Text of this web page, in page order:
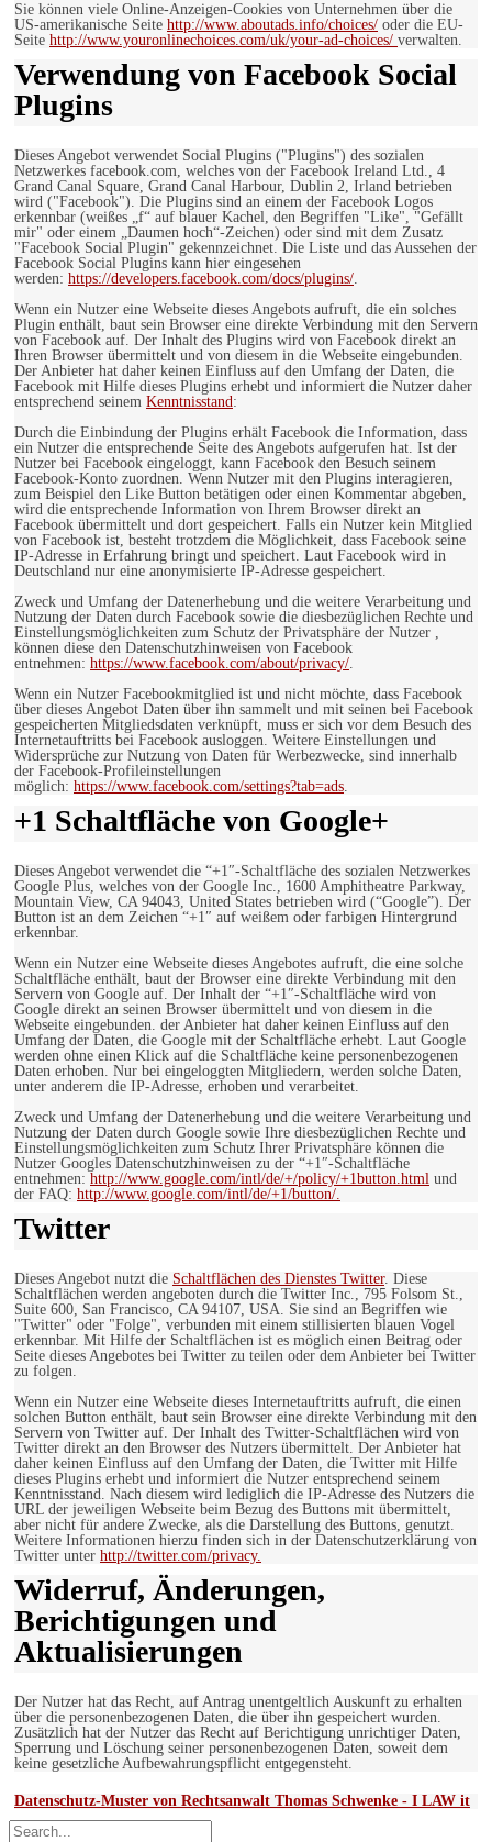
Sie können viele Online-Anzeigen-Cookies von Unternehmen über die
US-amerikanische Seite http://www.aboutads.info/choices/ oder die EU-
Seite http://www.youronlinechoices.com/uk/your-ad-choices/ verwalten.
Verwendung von Facebook Social
Plugins
Dieses Angebot verwendet Social Plugins ("Plugins") des sozialen
Netzwerkes facebook.com, welches von der Facebook Ireland Ltd., 4
Grand Canal Square, Grand Canal Harbour, Dublin 2, Irland betrieben
wird ("Facebook"). Die Plugins sind an einem der Facebook Logos
erkennbar (weißes „f“ auf blauer Kachel, den Begriffen "Like", "Gefällt
mir" oder einem „Daumen hoch“-Zeichen) oder sind mit dem Zusatz
"Facebook Social Plugin" gekennzeichnet. Die Liste und das Aussehen der
Facebook Social Plugins kann hier eingesehen
werden: https://developers.facebook.com/docs/plugins/.
Wenn ein Nutzer eine Webseite dieses Angebots aufruft, die ein solches
Plugin enthält, baut sein Browser eine direkte Verbindung mit den Servern
von Facebook auf. Der Inhalt des Plugins wird von Facebook direkt an
Ihren Browser übermittelt und von diesem in die Webseite eingebunden.
Der Anbieter hat daher keinen Einfluss auf den Umfang der Daten, die
Facebook mit Hilfe dieses Plugins erhebt und informiert die Nutzer daher
entsprechend seinem Kenntnisstand:
Durch die Einbindung der Plugins erhält Facebook die Information, dass
ein Nutzer die entsprechende Seite des Angebots aufgerufen hat. Ist der
Nutzer bei Facebook eingeloggt, kann Facebook den Besuch seinem
Facebook-Konto zuordnen. Wenn Nutzer mit den Plugins interagieren,
zum Beispiel den Like Button betätigen oder einen Kommentar abgeben,
wird die entsprechende Information von Ihrem Browser direkt an
Facebook übermittelt und dort gespeichert. Falls ein Nutzer kein Mitglied
von Facebook ist, besteht trotzdem die Möglichkeit, dass Facebook seine
IP-Adresse in Erfahrung bringt und speichert. Laut Facebook wird in
Deutschland nur eine anonymisierte IP-Adresse gespeichert.
Zweck und Umfang der Datenerhebung und die weitere Verarbeitung und
Nutzung der Daten durch Facebook sowie die diesbezüglichen Rechte und
Einstellungsmöglichkeiten zum Schutz der Privatsphäre der Nutzer ,
können diese den Datenschutzhinweisen von Facebook
entnehmen: https://www.facebook.com/about/privacy/.
Wenn ein Nutzer Facebookmitglied ist und nicht möchte, dass Facebook
über dieses Angebot Daten über ihn sammelt und mit seinen bei Facebook
gespeicherten Mitgliedsdaten verknüpft, muss er sich vor dem Besuch des
Internetauftritts bei Facebook ausloggen. Weitere Einstellungen und
Widersprüche zur Nutzung von Daten für Werbezwecke, sind innerhalb
der Facebook-Profileinstellungen
möglich: https://www.facebook.com/settings?tab=ads.
+1 Schaltfläche von Google+
Dieses Angebot verwendet die “+1″-Schaltfläche des sozialen Netzwerkes
Google Plus, welches von der Google Inc., 1600 Amphitheatre Parkway,
Mountain View, CA 94043, United States betrieben wird (“Google”). Der
Button ist an dem Zeichen “+1″ auf weißem oder farbigen Hintergrund
erkennbar.
Wenn ein Nutzer eine Webseite dieses Angebotes aufruft, die eine solche
Schaltfläche enthält, baut der Browser eine direkte Verbindung mit den
Servern von Google auf. Der Inhalt der “+1″-Schaltfläche wird von
Google direkt an seinen Browser übermittelt und von diesem in die
Webseite eingebunden. der Anbieter hat daher keinen Einfluss auf den
Umfang der Daten, die Google mit der Schaltfläche erhebt. Laut Google
werden ohne einen Klick auf die Schaltfläche keine personenbezogenen
Daten erhoben. Nur bei eingeloggten Mitgliedern, werden solche Daten,
unter anderem die IP-Adresse, erhoben und verarbeitet.
Zweck und Umfang der Datenerhebung und die weitere Verarbeitung und
Nutzung der Daten durch Google sowie Ihre diesbezüglichen Rechte und
Einstellungsmöglichkeiten zum Schutz Ihrer Privatsphäre können die
Nutzer Googles Datenschutzhinweisen zu der “+1″-Schaltfläche
entnehmen: http://www.google.com/intl/de/+/policy/+1button.html und
der FAQ: http://www.google.com/intl/de/+1/button/.
Twitter
Dieses Angebot nutzt die Schaltflächen des Dienstes Twitter. Diese
Schaltflächen werden angeboten durch die Twitter Inc., 795 Folsom St.,
Suite 600, San Francisco, CA 94107, USA. Sie sind an Begriffen wie
"Twitter" oder "Folge", verbunden mit einem stillisierten blauen Vogel
erkennbar. Mit Hilfe der Schaltflächen ist es möglich einen Beitrag oder
Seite dieses Angebotes bei Twitter zu teilen oder dem Anbieter bei Twitter
zu folgen.
Wenn ein Nutzer eine Webseite dieses Internetauftritts aufruft, die einen
solchen Button enthält, baut sein Browser eine direkte Verbindung mit den
Servern von Twitter auf. Der Inhalt des Twitter-Schaltflächen wird von
Twitter direkt an den Browser des Nutzers übermittelt. Der Anbieter hat
daher keinen Einfluss auf den Umfang der Daten, die Twitter mit Hilfe
dieses Plugins erhebt und informiert die Nutzer entsprechend seinem
Kenntnisstand. Nach diesem wird lediglich die IP-Adresse des Nutzers die
URL der jeweiligen Webseite beim Bezug des Buttons mit übermittelt,
aber nicht für andere Zwecke, als die Darstellung des Buttons, genutzt.
Weitere Informationen hierzu finden sich in der Datenschutzerklärung von
Twitter unter http://twitter.com/privacy.
Widerruf, Änderungen,
Berichtigungen und
Aktualisierungen
Der Nutzer hat das Recht, auf Antrag unentgeltlich Auskunft zu erhalten
über die personenbezogenen Daten, die über ihn gespeichert wurden.
Zusätzlich hat der Nutzer das Recht auf Berichtigung unrichtiger Daten,
Sperrung und Löschung seiner personenbezogenen Daten, soweit dem
keine gesetzliche Aufbewahrungspflicht entgegensteht.
Datenschutz-Muster von Rechtsanwalt Thomas Schwenke - I LAW it